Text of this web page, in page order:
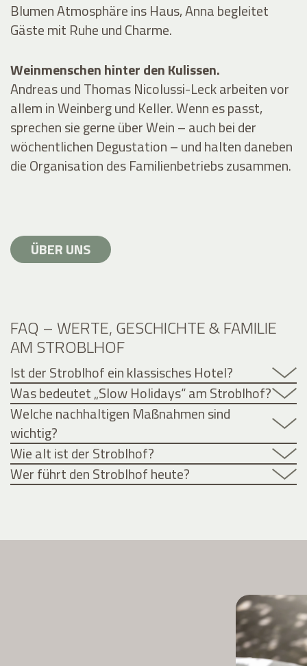
Blumen Atmosphäre ins Haus, Anna begleitet
Gäste mit Ruhe und Charme.
Weinmenschen hinter den Kulissen.
Andreas und Thomas Nicolussi-Leck arbeiten vor
allem in Weinberg und Keller. Wenn es passt,
sprechen sie gerne über Wein – auch bei der
wöchentlichen Degustation – und halten daneben
die Organisation des Familienbetriebs zusammen.
ÜBER UNS
FAQ – WERTE, GESCHICHTE & FAMILIE
AM STROBLHOF
Ist der Stroblhof ein klassisches Hotel?
Was bedeutet „Slow Holidays“ am Stroblhof?
Welche nachhaltigen Maßnahmen sind
wichtig?
Wie alt ist der Stroblhof?
Wer führt den Stroblhof heute?